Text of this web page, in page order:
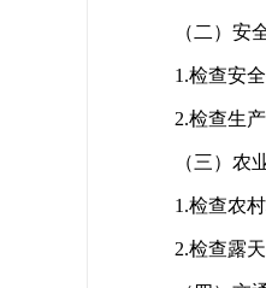
（二）安
1.检查安
2.检查生
（三）农
1.检查农
2.检查露